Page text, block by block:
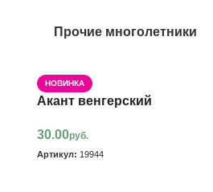
Прочие многолетники
НОВИНКА
Акант венгерский
30.00руб.
Артикул: 19944